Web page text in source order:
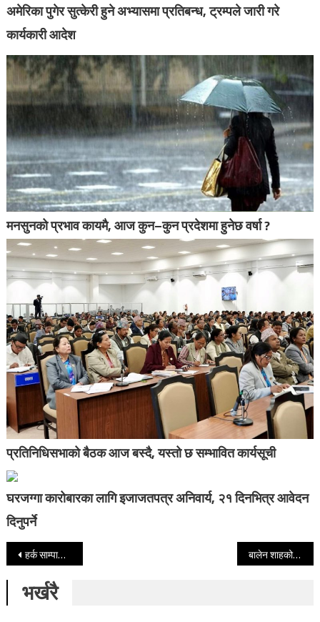
अमेरिका पुगेर सुत्केरी हुने अभ्यासमा प्रतिबन्ध, ट्रम्पले जारी गरे
कार्यकारी आदेश
मनसुनको प्रभाव कायमै, आज कुन–कुन प्रदेशमा हुनेछ वर्षा ?
प्रतिनिधिसभाको बैठक आज बस्दै, यस्तो छ सम्भावित कार्यसूची
घरजग्गा कारोबारका लागि इजाजतपत्र अनिवार्य, २१ दिनभित्र आवेदन
दिनुपर्ने
Post navigation
हर्क साम्पाङदेखि शक्ति बस्नेत, जगदीश खरेल र हिक्मत कार्कीलाई निर्वाचन आयोगले सोध्यो स्पष्टीकरण बालेन शाहको अभिव्यक्तिविरूद्ध निर्वाचन आयोगमा उजुरी
भर्खरै